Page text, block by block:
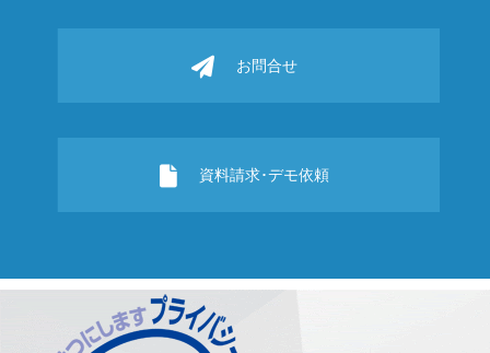
お問合せ
資料請求･デモ依頼